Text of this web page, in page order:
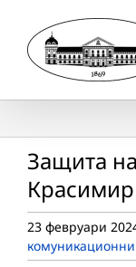
content
Защита
23 февруари